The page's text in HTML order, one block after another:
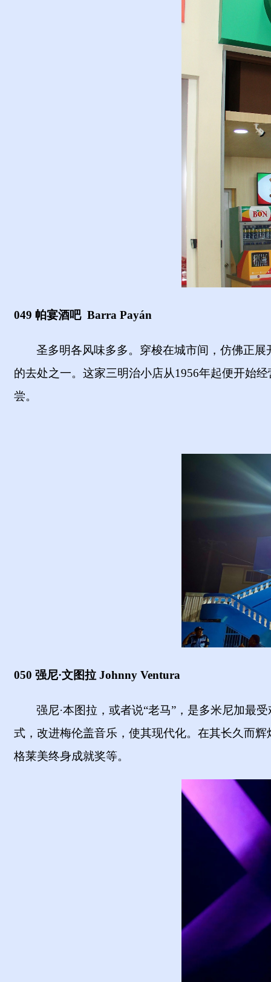
049 帕宴酒吧Barra Payán
圣多明各风味多多。穿梭在城市间，仿佛正
的去处之一。这家三明治小店从1956年起便开始
尝。
050 强尼·文图拉 Johnny Ventura
强尼·本图拉，或者说“老马”，是多米尼加最
式，改进梅伦盖音乐，使其现代化。在其长久而辉
格莱美终身成就奖等。